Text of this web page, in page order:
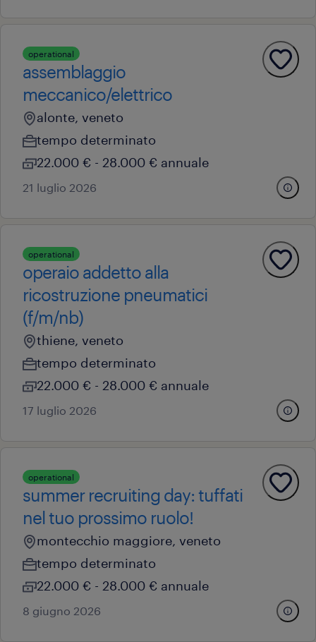
operational
assemblaggio
meccanico/elettrico
alonte, veneto
tempo determinato
22.000 € - 28.000 € annuale
21 luglio 2026
operational
operaio addetto alla
ricostruzione pneumatici
(f/m/nb)
thiene, veneto
tempo determinato
22.000 € - 28.000 € annuale
17 luglio 2026
operational
summer recruiting day: tuffati
nel tuo prossimo ruolo!
montecchio maggiore, veneto
tempo determinato
22.000 € - 28.000 € annuale
8 giugno 2026